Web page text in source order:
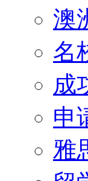
澳
名
成
申
雅